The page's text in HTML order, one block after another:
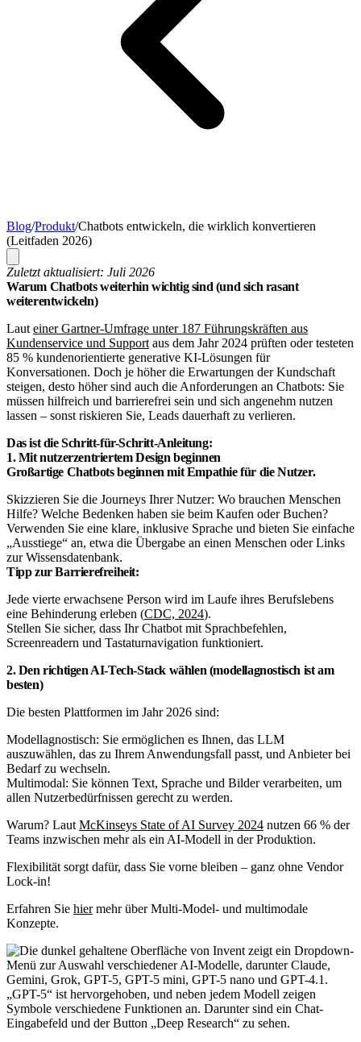
Blog/Produkt/Chatbots entwickeln, die wirklich konvertieren
(Leitfaden 2026)
Zuletzt aktualisiert: Juli 2026
Warum Chatbots weiterhin wichtig sind (und sich rasant
weiterentwickeln)
Laut einer Gartner-Umfrage unter 187 Führungskräften aus
Kundenservice und Support aus dem Jahr 2024 prüften oder testeten
85 % kundenorientierte generative KI-Lösungen für
Konversationen. Doch je höher die Erwartungen der Kundschaft
steigen, desto höher sind auch die Anforderungen an Chatbots: Sie
müssen hilfreich und barrierefrei sein und sich angenehm nutzen
lassen – sonst riskieren Sie, Leads dauerhaft zu verlieren.
Das ist die Schritt-für-Schritt-Anleitung:
1. Mit nutzerzentriertem Design beginnen
Großartige Chatbots beginnen mit Empathie für die Nutzer.
Skizzieren Sie die Journeys Ihrer Nutzer: Wo brauchen Menschen
Hilfe? Welche Bedenken haben sie beim Kaufen oder Buchen?
Verwenden Sie eine klare, inklusive Sprache und bieten Sie einfache
„Ausstiege“ an, etwa die Übergabe an einen Menschen oder Links
zur Wissensdatenbank.
Tipp zur Barrierefreiheit:
Jede vierte erwachsene Person wird im Laufe ihres Berufslebens
eine Behinderung erleben (CDC, 2024).
Stellen Sie sicher, dass Ihr Chatbot mit Sprachbefehlen,
Screenreadern und Tastaturnavigation funktioniert.
2. Den richtigen AI-Tech-Stack wählen (modellagnostisch ist am
besten)
Die besten Plattformen im Jahr 2026 sind:
Modellagnostisch: Sie ermöglichen es Ihnen, das LLM
auszuwählen, das zu Ihrem Anwendungsfall passt, und Anbieter bei
Bedarf zu wechseln.
Multimodal: Sie können Text, Sprache und Bilder verarbeiten, um
allen Nutzerbedürfnissen gerecht zu werden.
Warum? Laut McKinseys State of AI Survey 2024 nutzen 66 % der
Teams inzwischen mehr als ein AI-Modell in der Produktion.
Flexibilität sorgt dafür, dass Sie vorne bleiben – ganz ohne Vendor
Lock-in!
Erfahren Sie hiermehr über Multi-Model- und multimodale
Konzepte.